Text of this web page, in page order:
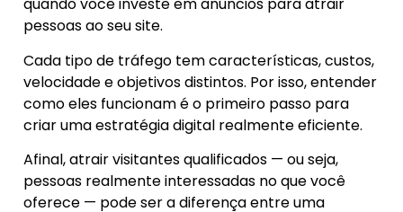
quando você investe em anúncios para atrair
pessoas ao seu site.
Cada tipo de tráfego tem características, custos,
velocidade e objetivos distintos. Por isso, entender
como eles funcionam é o primeiro passo para
criar uma estratégia digital realmente eficiente.
Afinal, atrair visitantes qualificados — ou seja,
pessoas realmente interessadas no que você
oferece — pode ser a diferença entre uma